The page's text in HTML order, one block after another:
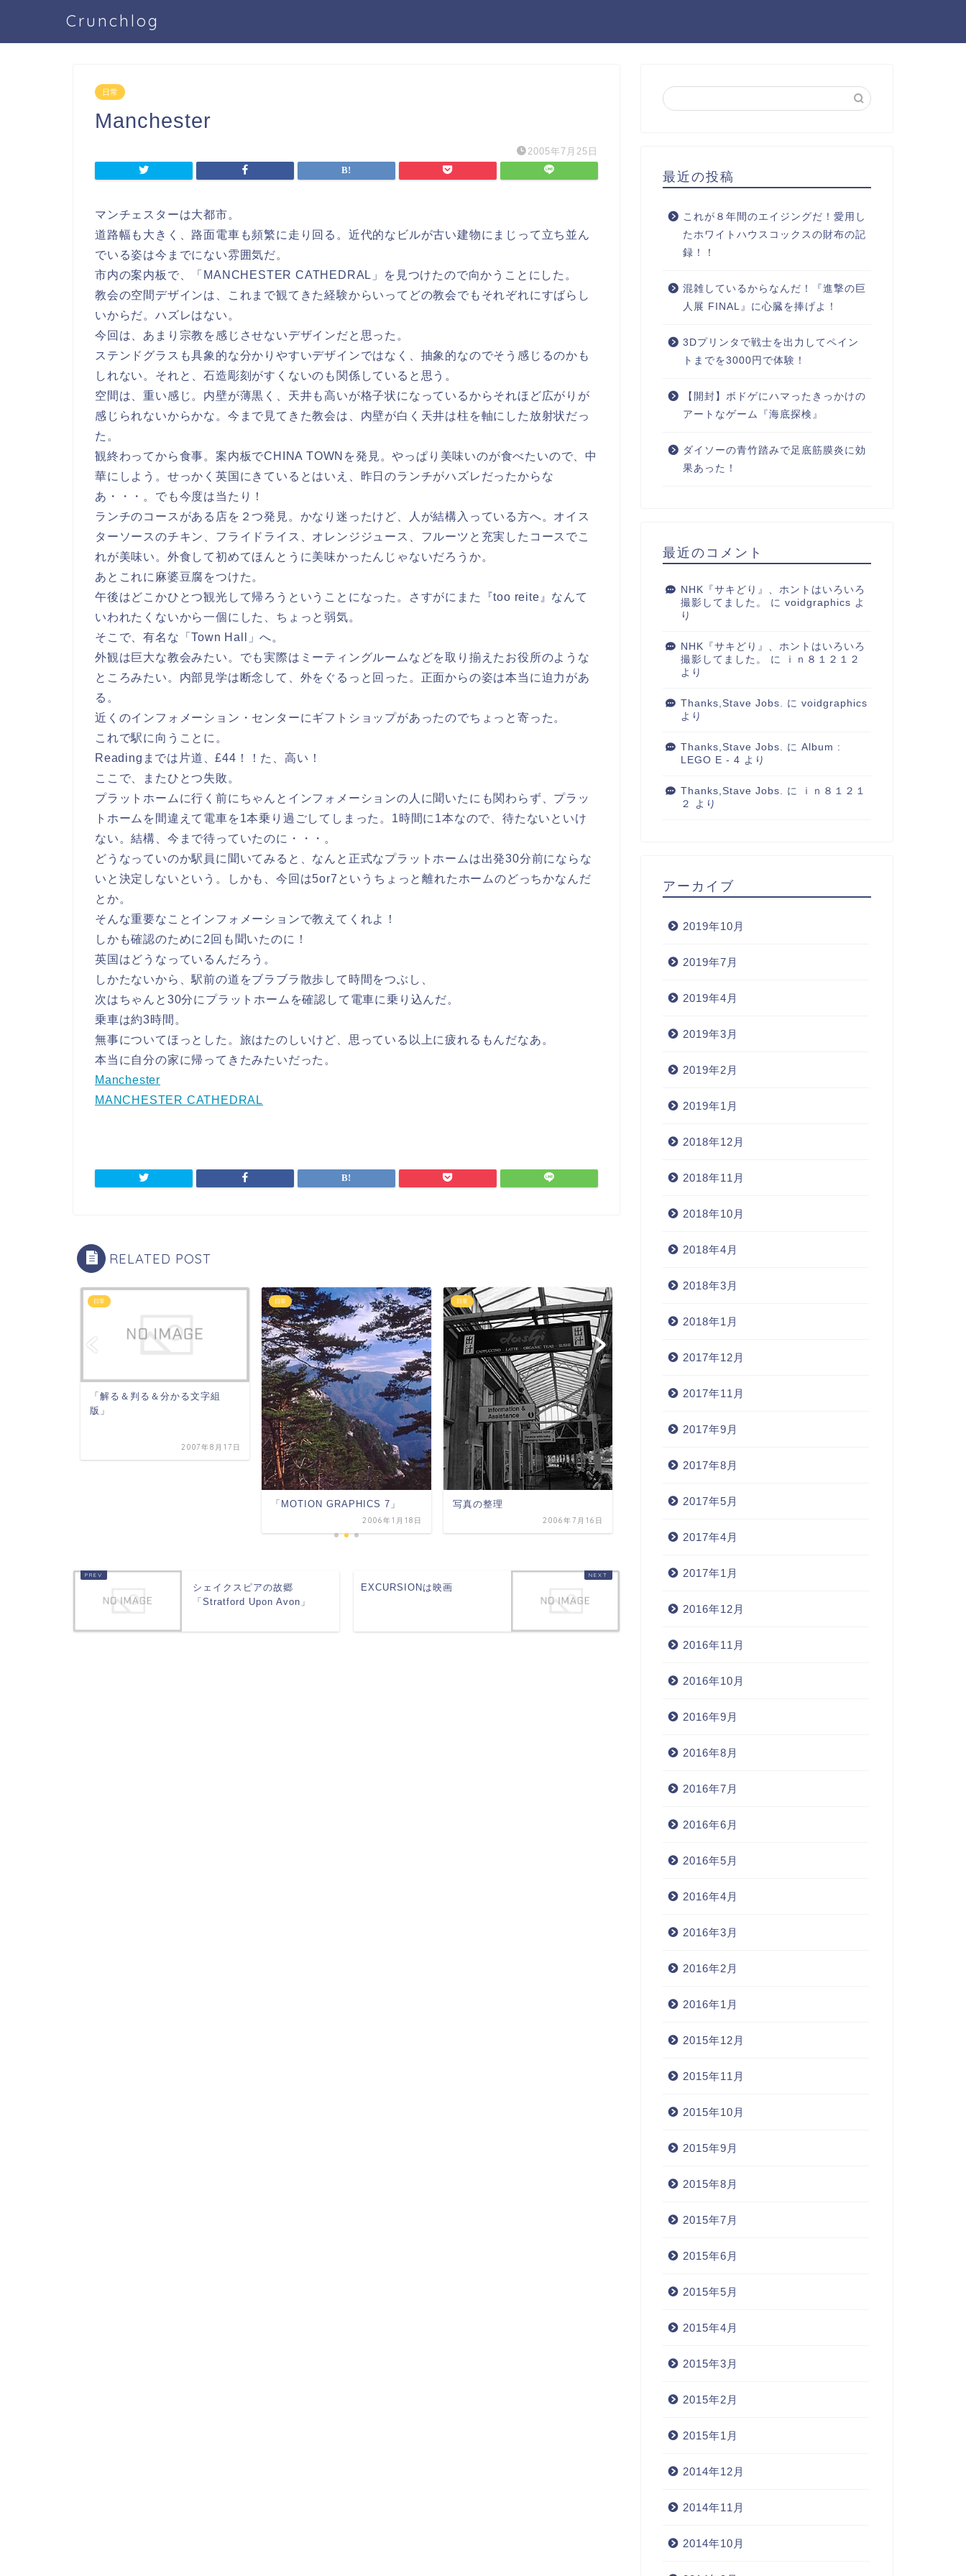
Crunchlog
日常
Manchester
2005年7月25日
マンチェスターは大都市。
道路幅も大きく、路面電車も頻繁に走り回る。近代的なビルが古い建物にまじって立ち並ん
でいる姿は今までにない雰囲気だ。
市内の案内板で、「MANCHESTER CATHEDRAL」を見つけたので向かうことにした。
教会の空間デザインは、これまで観てきた経験からいってどの教会でもそれぞれにすばらし
いからだ。ハズレはない。
今回は、あまり宗教を感じさせないデザインだと思った。
ステンドグラスも具象的な分かりやすいデザインではなく、抽象的なのでそう感じるのかも
しれない。それと、石造彫刻がすくないのも関係していると思う。
空間は、重い感じ。内壁が薄黒く、天井も高いが格子状になっているからそれほど広がりが
感じられないからかな。今まで見てきた教会は、内壁が白く天井は柱を軸にした放射状だっ
た。
観終わってから食事。案内板でCHINA TOWNを発見。やっぱり美味いのが食べたいので、中
華にしよう。せっかく英国にきているとはいえ、昨日のランチがハズレだったからな
あ・・・。でも今度は当たり！
ランチのコースがある店を２つ発見。かなり迷ったけど、人が結構入っている方へ。オイス
ターソースのチキン、フライドライス、オレンジジュース、フルーツと充実したコースでこ
れが美味い。外食して初めてほんとうに美味かったんじゃないだろうか。
あとこれに麻婆豆腐をつけた。
午後はどこかひとつ観光して帰ろうということになった。さすがにまた『too reite』なんて
いわれたくないから一個にした、ちょっと弱気。
そこで、有名な「Town Hall」へ。
外観は巨大な教会みたい。でも実際はミーティングルームなどを取り揃えたお役所のような
ところみたい。内部見学は断念して、外をぐるっと回った。正面からの姿は本当に迫力があ
る。
近くのインフォメーション・センターにギフトショップがあったのでちょっと寄った。
これで駅に向うことに。
Readingまでは片道、£44！！た、高い！
ここで、またひとつ失敗。
プラットホームに行く前にちゃんとインフォメーションの人に聞いたにも関わらず、プラッ
トホームを間違えて電車を1本乗り過ごしてしまった。1時間に1本なので、待たないといけ
ない。結構、今まで待っていたのに・・・。
どうなっていのか駅員に聞いてみると、なんと正式なプラットホームは出発30分前にならな
いと決定しないという。しかも、今回は5or7というちょっと離れたホームのどっちかなんだ
とか。
そんな重要なことインフォメーションで教えてくれよ！
しかも確認のために2回も聞いたのに！
英国はどうなっているんだろう。
しかたないから、駅前の道をブラブラ散歩して時間をつぶし、
次はちゃんと30分にプラットホームを確認して電車に乗り込んだ。
乗車は約3時間。
無事についてほっとした。旅はたのしいけど、思っている以上に疲れるもんだなあ。
本当に自分の家に帰ってきたみたいだった。
Manchester
MANCHESTER CATHEDRAL
RELATED POST
日常
「解る＆判る＆分かる文字組
版」
2007年8月17日
日常
「MOTION GRAPHICS 7」
2006年1月18日
日常
写真の整理
2006年7月16日
「解る＆判る＆分かる文字組
シェイクスピアの故郷
「Stratford Upon Avon」
EXCURSIONは映画
最近の投稿
これが８年間のエイジングだ！愛用し
たホワイトハウスコックスの財布の記
録！！
混雑しているからなんだ！『進撃の巨
人展 FINAL』に心臓を捧げよ！
3Dプリンタで戦士を出力してペイン
トまでを3000円で体験！
【開封】ボドゲにハマったきっかけの
アートなゲーム『海底探検』
ダイソーの青竹踏みで足底筋膜炎に効
果あった！
最近のコメント
NHK『サキどり』、ホントはいろいろ
撮影してました。
に voidgraphics よ
り
NHK『サキどり』、ホントはいろいろ
撮影してました。
に
ｉｎ８１２１２
より
Thanks,Stave Jobs. に voidgraphics
より
Thanks,Stave Jobs. に Album :
LEGO E - 4 より
Thanks,Stave Jobs. に
ｉｎ８１２１
２
より
アーカイブ
2019年10月
2019年7月
2019年4月
2019年3月
2019年2月
2019年1月
2018年12月
2018年11月
2018年10月
2018年4月
2018年3月
2018年1月
2017年12月
2017年11月
2017年9月
2017年8月
2017年5月
2017年4月
2017年1月
2016年12月
2016年11月
2016年10月
2016年9月
2016年8月
2016年7月
2016年6月
2016年5月
2016年4月
2016年3月
2016年2月
2016年1月
2015年12月
2015年11月
2015年10月
2015年9月
2015年8月
2015年7月
2015年6月
2015年5月
2015年4月
2015年3月
2015年2月
2015年1月
2014年12月
2014年11月
2014年10月